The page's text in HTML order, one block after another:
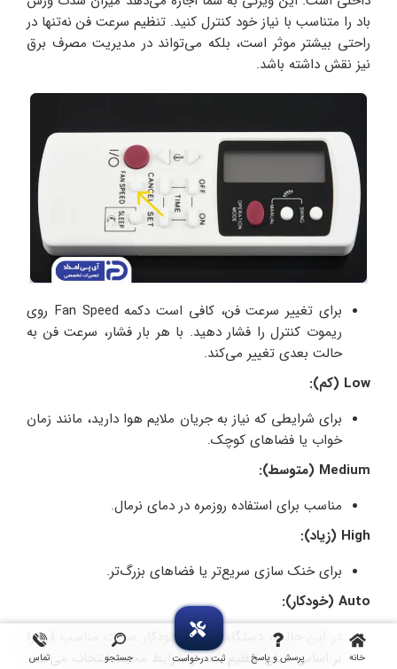
خانه پرسش و پاسخ ثبت درخواست جستجو تماس
باد را متناسب با نیاز خود کنترل کنید. تنظیم سرعت فن نه‌تنها در
راحتی بیشتر موثر است، بلکه می‌تواند در مدیریت مصرف برق
نیز نقش داشته باشد.
برای تغییر سرعت فن، کافی است دکمه Fan Speed روی
ریموت کنترل را فشار دهید. با هر بار فشار، سرعت فن به
حالت بعدی تغییر می‌کند.
Low (کم):
برای شرایطی که نیاز به جریان ملایم هوا دارید، مانند زمان
خواب یا فضاهای کوچک.
Medium (متوسط):
مناسب برای استفاده روزمره در دمای نرمال.
High (زیاد):
برای خنک سازی سریع‌تر یا فضاهای بزرگ‌تر.
Auto (خودکار):
در این حالت، دستگاه به‌ طور خودکار سرعت مناسب فن را
بر اساس دمای تنظیم‌ شده و شرایط محیط انتخاب می‌کند.